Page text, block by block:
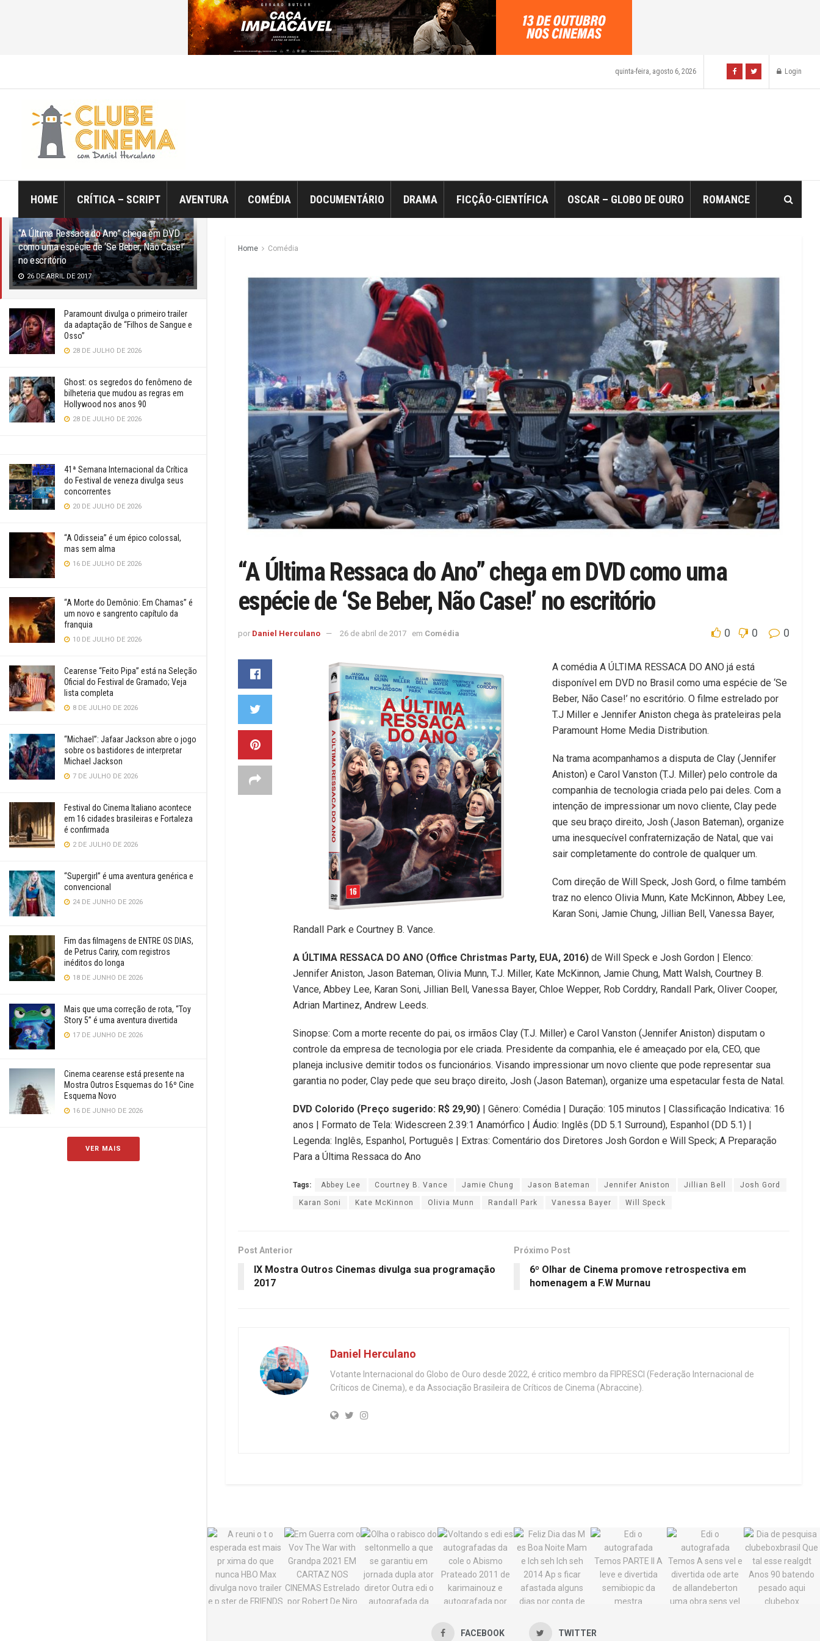
“A Última Ressaca do Ano” chega em DVD
como uma espécie de ‘Se Beber, Não Case!’
no escritório
26 DE ABRIL DE 2017
Paramount divulga o primeiro trailer
da adaptação de “Filhos de Sangue e
Osso”
28 DE JULHO DE 2026
Ghost: os segredos do fenômeno de
bilheteria que mudou as regras em
Hollywood nos anos 90
28 DE JULHO DE 2026
41ª Semana Internacional da Crítica
do Festival de veneza divulga seus
concorrentes
20 DE JULHO DE 2026
“A Odisseia” é um épico colossal,
mas sem alma
16 DE JULHO DE 2026
“A Morte do Demônio: Em Chamas” é
um novo e sangrento capítulo da
franquia
10 DE JULHO DE 2026
Cearense “Feito Pipa” está na Seleção
Oficial do Festival de Gramado; Veja
lista completa
8 DE JULHO DE 2026
“Michael”: Jafaar Jackson abre o jogo
sobre os bastidores de interpretar
Michael Jackson
7 DE JULHO DE 2026
Festival do Cinema Italiano acontece
em 16 cidades brasileiras e Fortaleza
é confirmada
2 DE JULHO DE 2026
“Supergirl” é uma aventura genérica e
convencional
24 DE JUNHO DE 2026
Fim das filmagens de ENTRE OS DIAS,
de Petrus Cariry, com registros
inéditos do longa
18 DE JUNHO DE 2026
Mais que uma correção de rota, “Toy
Story 5” é uma aventura divertida
17 DE JUNHO DE 2026
Cinema cearense está presente na
Mostra Outros Esquemas do 16º Cine
Esquema Novo
16 DE JUNHO DE 2026
VER MAIS
quinta-feira, agosto 6, 2026 Login
HOME CRÍTICA – SCRIPT AVENTURA COMÉDIA DOCUMENTÁRIO DRAMA FICÇÃO-CIENTÍFICA OSCAR – GLOBO DE OURO ROMANCE
Home Comédia
“A Última Ressaca do Ano” chega em DVD como uma
espécie de ‘Se Beber, Não Case!’ no escritório
por Daniel Herculano 26 de abril de 2017 em Comédia 0 0 0
A comédia A ÚLTIMA RESSACA DO ANO já está
disponível em DVD no Brasil como uma espécie de ‘Se
Beber, Não Case!’ no escritório. O filme estrelado por
T.J Miller e Jennifer Aniston chega às prateleiras pela
Paramount Home Media Distribution.
Na trama acompanhamos a disputa de Clay (Jennifer
Aniston) e Carol Vanston (T.J. Miller) pelo controle da
companhia de tecnologia criada pelo pai deles. Com a
intenção de impressionar um novo cliente, Clay pede
que seu braço direito, Josh (Jason Bateman), organize
uma inesquecível confraternização de Natal, que vai
sair completamente do controle de qualquer um.
Com direção de Will Speck, Josh Gord, o filme também
traz no elenco Olivia Munn, Kate McKinnon, Abbey Lee,
Karan Soni, Jamie Chung, Jillian Bell, Vanessa Bayer,
Randall Park e Courtney B. Vance.
A ÚLTIMA RESSACA DO ANO (Office Christmas Party, EUA, 2016) de Will Speck e Josh Gordon | Elenco:
Jennifer Aniston, Jason Bateman, Olivia Munn, T.J. Miller, Kate McKinnon, Jamie Chung, Matt Walsh, Courtney B.
Vance, Abbey Lee, Karan Soni, Jillian Bell, Vanessa Bayer, Chloe Wepper, Rob Corddry, Randall Park, Oliver Cooper,
Adrian Martinez, Andrew Leeds.
Sinopse: Com a morte recente do pai, os irmãos Clay (T.J. Miller) e Carol Vanston (Jennifer Aniston) disputam o
controle da empresa de tecnologia por ele criada. Presidente da companhia, ele é ameaçado por ela, CEO, que
planeja inclusive demitir todos os funcionários. Visando impressionar um novo cliente que pode representar sua
garantia no poder, Clay pede que seu braço direito, Josh (Jason Bateman), organize uma espetacular festa de Natal.
DVD Colorido (Preço sugerido: R$ 29,90) | Gênero: Comédia | Duração: 105 minutos | Classificação Indicativa: 16
anos | Formato de Tela: Widescreen 2.39:1 Anamórfico | Áudio: Inglês (DD 5.1 Surround), Espanhol (DD 5.1) |
Legenda: Inglês, Espanhol, Português | Extras: Comentário dos Diretores Josh Gordon e Will Speck; A Preparação
Para a Última Ressaca do Ano
Tags: Abbey Lee Courtney B. Vance Jamie Chung Jason Bateman Jennifer Aniston Jillian Bell Josh Gord
Karan Soni Kate McKinnon Olivia Munn Randall Park Vanessa Bayer Will Speck
Post Anterior
IX Mostra Outros Cinemas divulga sua programação
2017
Próximo Post
6º Olhar de Cinema promove retrospectiva em
homenagem a F.W Murnau
Daniel Herculano
Votante Internacional do Globo de Ouro desde 2022, é critico membro da FIPRESCI (Federação Internacional de
Críticos de Cinema), e da Associação Brasileira de Críticos de Cinema (Abraccine).
FACEBOOK TWITTER